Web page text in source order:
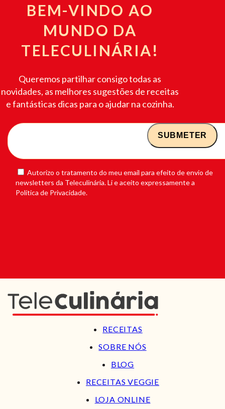
BEM-VINDO AO
MUNDO DA
TELECULINÁRIA!
Queremos partilhar consigo todas as
novidades, as melhores sugestões de receitas
e fantásticas dicas para o ajudar na cozinha.
Autorizo o tratamento do meu email para efeito de envio de
newsletters da Teleculinária. Li e aceito expressamente a
Política de Privacidade.
RECEITAS
SOBRE NÓS
BLOG
RECEITAS VEGGIE
LOJA ONLINE